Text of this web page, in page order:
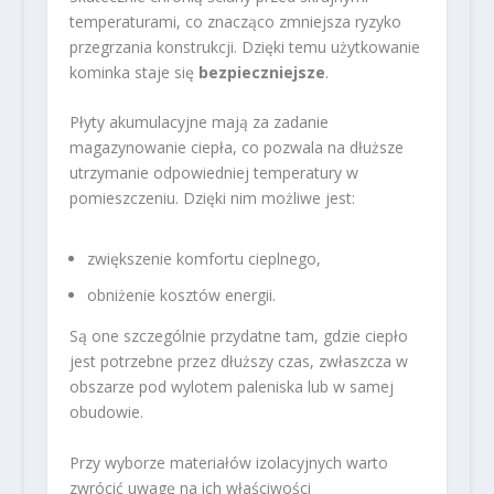
temperaturami, co znacząco zmniejsza ryzyko
przegrzania konstrukcji. Dzięki temu użytkowanie
kominka staje się bezpieczniejsze.
Płyty akumulacyjne mają za zadanie
magazynowanie ciepła, co pozwala na dłuższe
utrzymanie odpowiedniej temperatury w
pomieszczeniu. Dzięki nim możliwe jest:
zwiększenie komfortu cieplnego,
obniżenie kosztów energii.
Są one szczególnie przydatne tam, gdzie ciepło
jest potrzebne przez dłuższy czas, zwłaszcza w
obszarze pod wylotem paleniska lub w samej
obudowie.
Przy wyborze materiałów izolacyjnych warto
zwrócić uwagę na ich właściwości